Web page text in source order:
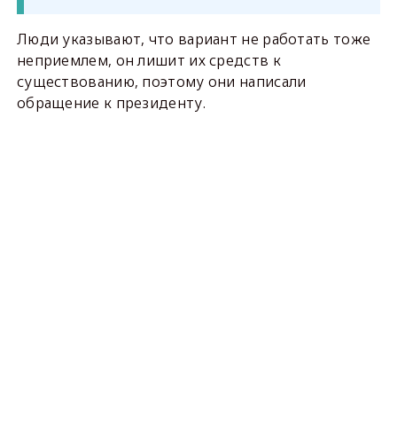
Люди указывают, что вариант не работать тоже
неприемлем, он лишит их средств к
существованию, поэтому они написали
обращение к президенту.